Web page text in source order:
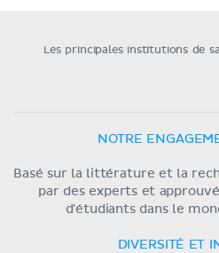
Les principales institutions de
NOTRE
Basé sur la littérature et la
par des experts et
d'étudiants dans le
DIVERSITÉ ET